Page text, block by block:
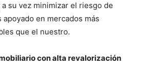
su vez minimizar el riesgo de
en mercados más
que el nuestro.
con alta revalorización